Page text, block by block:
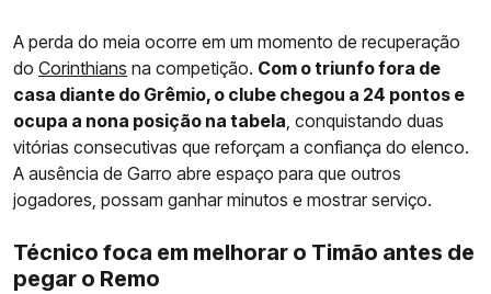
A perda do meia ocorre em um momento de recuperação
do Corinthians na competição. Com o triunfo fora de
casa diante do Grêmio, o clube chegou a 24 pontos e
ocupa a nona posição na tabela, conquistando duas
vitórias consecutivas que reforçam a confiança do elenco.
A ausência de Garro abre espaço para que outros
jogadores, possam ganhar minutos e mostrar serviço.
Técnico foca em melhorar o Timão antes de
pegar o Remo